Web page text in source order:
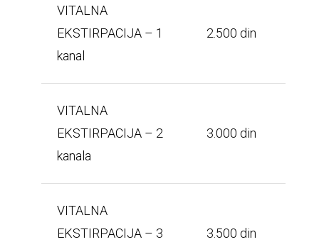
VITALNA
EKSTIRPACIJA – 1
kanal
2.500 din
VITALNA
EKSTIRPACIJA – 2
kanala
3.000 din
VITALNA
EKSTIRPACIJA – 3
3.500 din